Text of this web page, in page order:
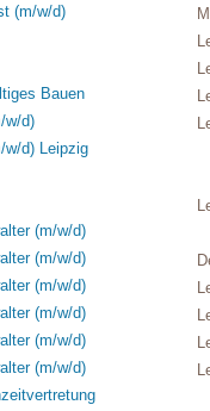
(m/w/d)
Bauen
w/d)
w/d) Leipzig
(m/w/d)
(m/w/d)
(m/w/d)
(m/w/d)
(m/w/d)
(m/w/d)